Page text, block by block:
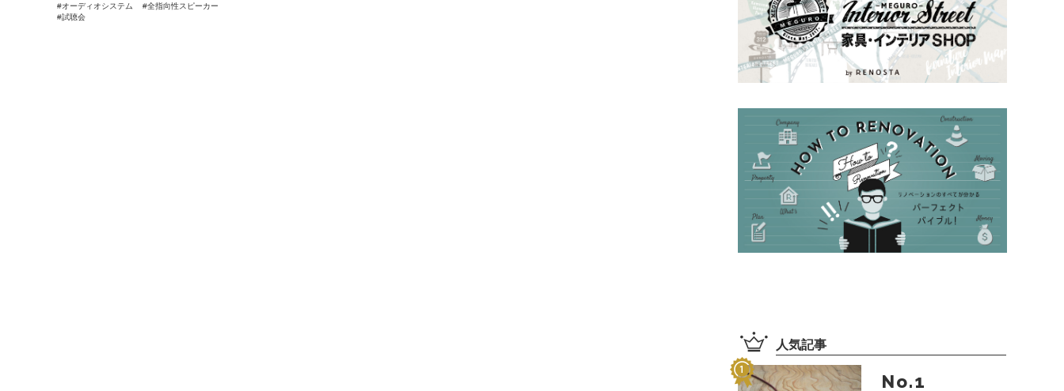
オーディオシステム
全指向性スピーカー
試聴会
人気記事
No.